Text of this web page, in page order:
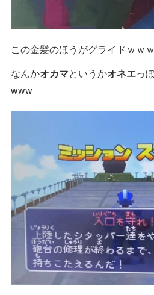
この金髪のほうがグライドｗｗｗ
なんかオカマというかオネエっ
www